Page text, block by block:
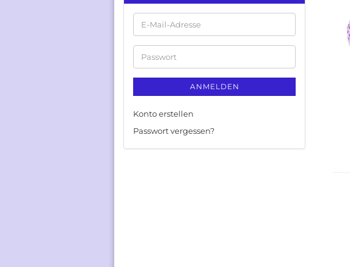
E-
Mail-
Adresse
Passwort
ANMELDEN
Konto erstellen
Passwort vergessen?